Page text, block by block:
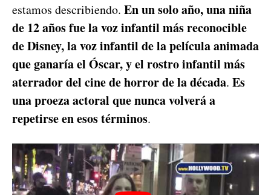
estamos describiendo. En un solo año, una niña
de 12 años fue la voz infantil más reconocible
de Disney, la voz infantil de la película animada
que ganaría el Óscar, y el rostro infantil más
aterrador del cine de horror de la década. Es
una proeza actoral que nunca volverá a
repetirse en esos términos.